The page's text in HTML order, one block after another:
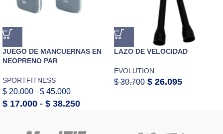
JUEGO DE MANCUERNAS EN
NEOPRENO PAR
SPORTFITNESS
$20.000 - $45.000
$ 17.000 - $ 38.250
LAZO DE VELOCIDAD
EVOLUTION
$30.700 $ 26.095